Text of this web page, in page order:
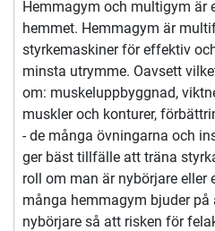
Hemmagym och multigym är
hemmet. Hemmagym är
styrkemaskiner för effektiv
minsta utrymme. Oavsett
om: muskeluppbyggnad,
muskler och konturer,
- de många övningarna och
ger bäst tillfälle att träna
roll om man är nybörjare eller
många hemmagym bjuder
nybörjare så att risken för